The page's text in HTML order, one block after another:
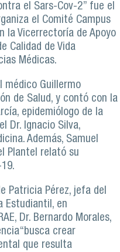
el Sars-Cov-2” fue el
el Comité Campus
la Vicerrectoría de Apoyo
Calidad de Vida
Médicas.
médico Guillermo
de Salud, y contó con la
epidemiólogo de la
Dr. Ignacio Silva,
Además, Samuel
Plantel relató su
Patricia Pérez, jefa del
Estudiantil, en
Dr. Bernardo Morales,
crear
que resulta